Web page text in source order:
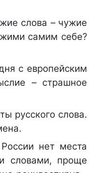
слова – чужие
самим себе?
с европейским
– страшное
русского слова.
нет места
словами, проще